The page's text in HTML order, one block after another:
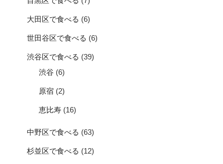
大田区で食べる (6)
世田谷区で食べる (6)
渋谷区で食べる (39)
渋谷 (6)
原宿 (2)
恵比寿 (16)
中野区で食べる (63)
杉並区で食べる (12)